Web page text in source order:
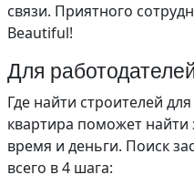
связи. Приятного
Beautiful!
Для
Где найти строителей
квартира поможет
время и деньги. Поиск
всего в 4 шага: